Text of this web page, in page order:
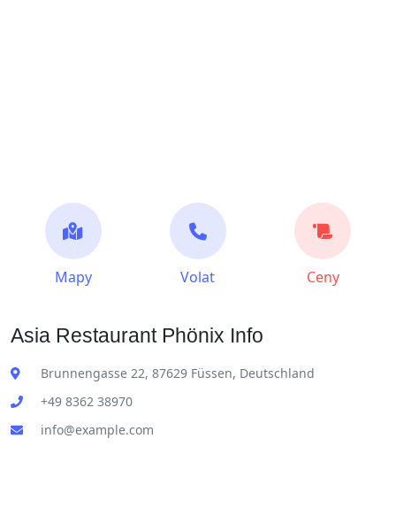
Mapy Volat Ceny
Asia Restaurant Phönix Info
Brunnengasse 22, 87629 Füssen, Deutschland
+49 8362 38970
info@example.com